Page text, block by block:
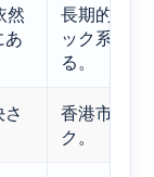
然
あ
長期的に、
ック系学
る。
香港市場心
ク。